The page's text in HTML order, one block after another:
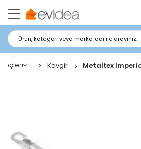
Ürün, kategori veya marka adı ile arayınız.
Kevgir Metaltex